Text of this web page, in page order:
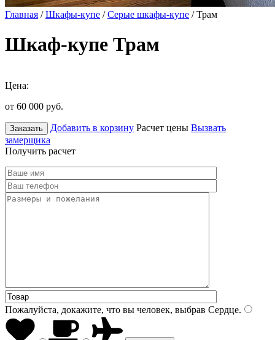
Главная /Шкафы-купе /Серые шкафы-купе / Трам
Шкаф-купе Трам
Цена:
от 60 000 руб.
Заказать Добавить в корзину Расчет цены Вызвать
замерщика
Получить расчет
Пожалуйста, докажите, что вы человек, выбрав Сердце.